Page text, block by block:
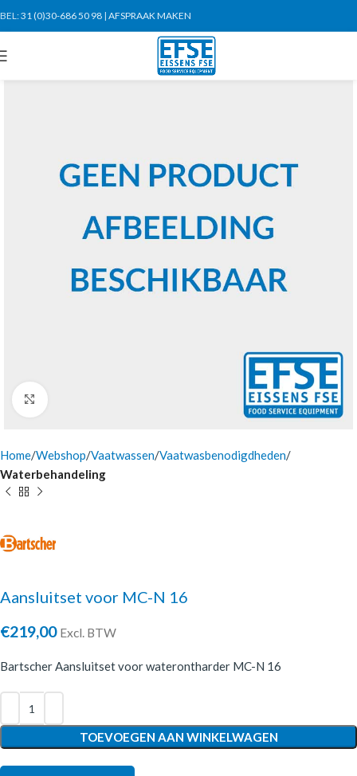
BEL:31 (0)30-686 50 98 | AFSPRAAK MAKEN
Home Webshop Vaatwassen Vaatwasbenodigdheden
Waterbehandeling
Aansluitset voor MC-N 16
€219,00 Excl. BTW
Bartscher Aansluitset voor waterontharder MC-N 16
TOEVOEGEN AAN WINKELWAGEN